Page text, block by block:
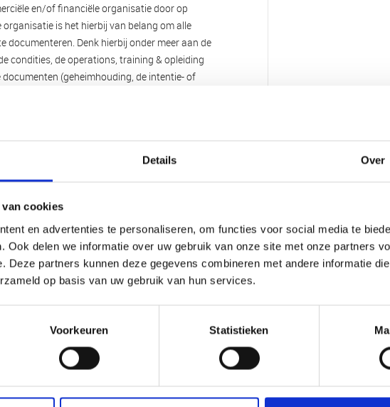
Details Over
cookies
en advertenties te personaliseren, om functies voor social media te
Ook delen we informatie over uw gebruik van onze site met onze partners
Deze partners kunnen deze gegevens combineren met andere informatie
op basis van uw gebruik van hun services.
Voorkeuren Statistieken
en/of financiële organisatie door op
is het hierbij van belang om alle
documenteren. Denk hierbij onder meer aan de
condities, de operations, training & opleiding
(geheimhouding, de intentie- of
voor toekomstige franchisenemers
die zich bij jouw formule willen
leer je alle ins & outs kennen die nodig zijn om
wat je op welk moment in het selectieproces
franchisenemer. Elke kandidaat weet
juiste beslissing nemen. Het is tenslotte een